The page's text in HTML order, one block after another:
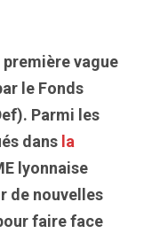
première vague
le Fonds
Parmi les
dans la
lyonnaise
de nouvelles
faire face